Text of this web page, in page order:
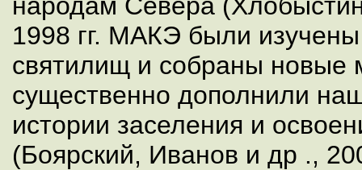
1998 гг. МАКЭ были изучены
святилищ и собраны новые
существенно дополнили
истории заселения и
(Боярский, Иванов и др .,